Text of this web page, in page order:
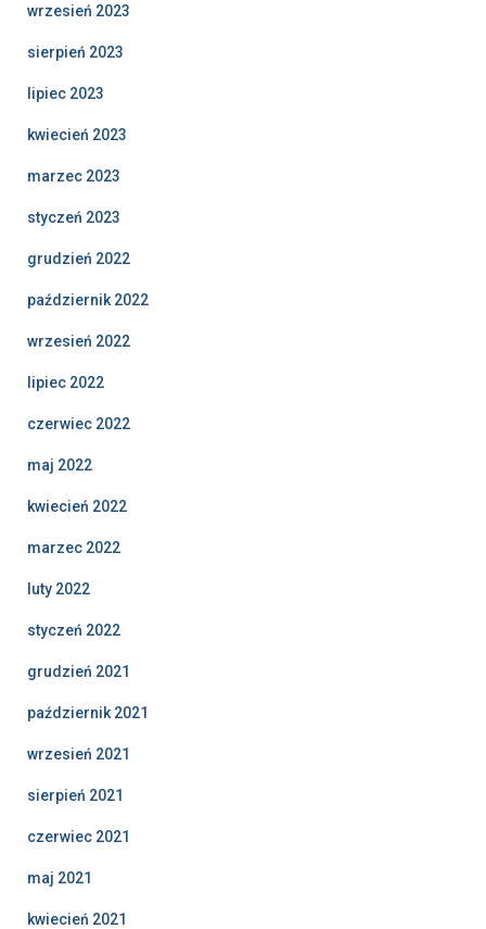
wrzesień 2023
sierpień 2023
lipiec 2023
kwiecień 2023
marzec 2023
styczeń 2023
grudzień 2022
październik 2022
wrzesień 2022
lipiec 2022
czerwiec 2022
maj 2022
kwiecień 2022
marzec 2022
luty 2022
styczeń 2022
grudzień 2021
październik 2021
wrzesień 2021
sierpień 2021
czerwiec 2021
maj 2021
kwiecień 2021